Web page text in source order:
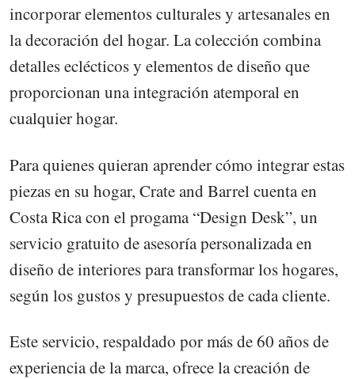
incorporar elementos culturales y artesanales en
la decoración del hogar. La colección combina
detalles eclécticos y elementos de diseño que
proporcionan una integración atemporal en
cualquier hogar.
Para quienes quieran aprender cómo integrar estas
piezas en su hogar, Crate and Barrel cuenta en
Costa Rica con el progama “Design Desk”, un
servicio gratuito de asesoría personalizada en
diseño de interiores para transformar los hogares,
según los gustos y presupuestos de cada cliente.
Este servicio, respaldado por más de 60 años de
experiencia de la marca, ofrece la creación de